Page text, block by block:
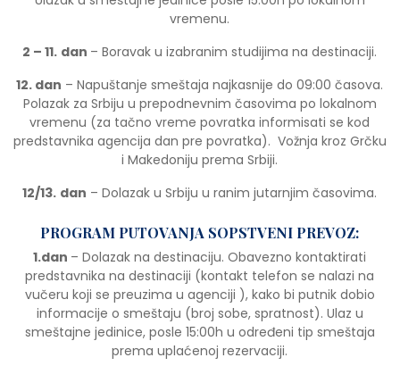
vremenu.
2 – 11. dan – Boravak u izabranim studijima na destinaciji.
12. dan – Napuštanje smeštaja najkasnije do 09:00 časova.
Polazak za Srbiju u prepodnevnim časovima po lokalnom
vremenu (za tačno vreme povratka informisati se kod
predstavnika agencija dan pre povratka). Vožnja kroz Grčku
i Makedoniju prema Srbiji.
12/13. dan – Dolazak u Srbiju u ranim jutarnjim časovima.
PROGRAM PUTOVANJA SOPSTVENI PREVOZ:
1.dan – Dolazak na destinaciju. Obavezno kontaktirati
predstavnika na destinaciji (kontakt telefon se nalazi na
vučeru koji se preuzima u agenciji ), kako bi putnik dobio
informacije o smeštaju (broj sobe, spratnost). Ulaz u
smeštajne jedinice, posle 15:00h u određeni tip smeštaja
prema uplaćenoj rezervaciji.